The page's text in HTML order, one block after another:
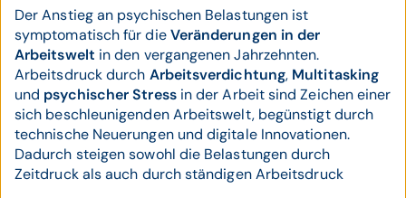
Der Anstieg an psychischen Belastungen ist
symptomatisch für dieVeränderungen in der
Arbeitswelt in den vergangenen Jahrzehnten.
Arbeitsdruck durch Arbeitsverdichtung, Multitasking
und psychischer Stressin der Arbeit sind Zeichen einer
sich beschleunigenden Arbeitswelt, begünstigt durch
technische Neuerungen und digitale Innovationen.
Dadurch steigen sowohl die Belastungen durch
Zeitdruck als auch durch ständigen Arbeitsdruck